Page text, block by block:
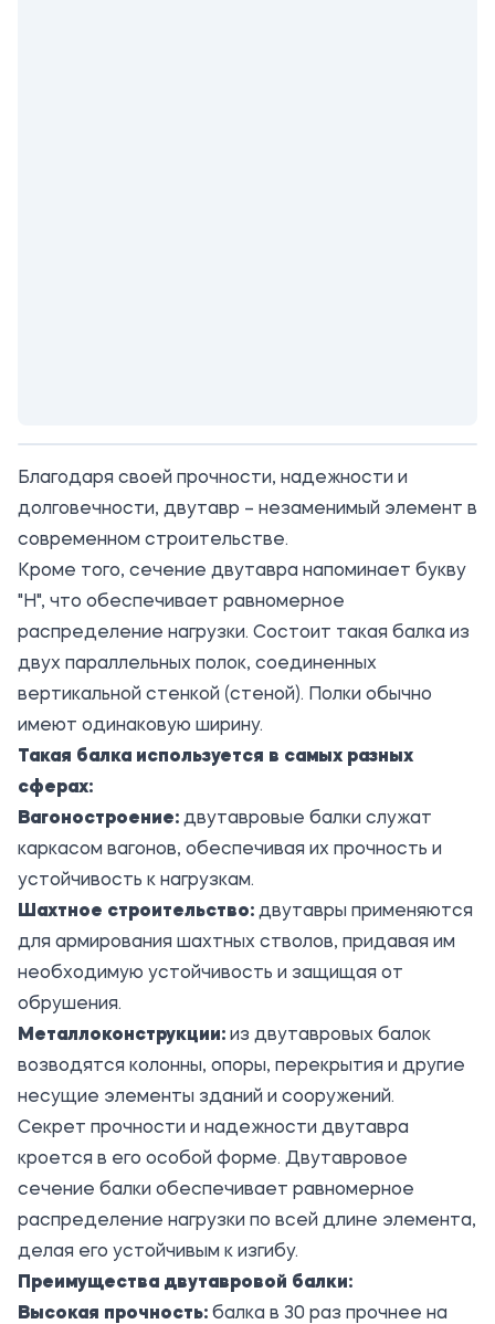
Благодаря своей прочности, надежности и
долговечности, двутавр – незаменимый элемент в
современном строительстве.
Кроме того, сечение двутавра напоминает букву
"Н", что обеспечивает равномерное
распределение нагрузки. Состоит такая балка из
двух параллельных полок, соединенных
вертикальной стенкой (стеной). Полки обычно
имеют одинаковую ширину.
Такая балка используется в самых разных
сферах:
Вагоностроение: двутавровые балки служат
каркасом вагонов, обеспечивая их прочность и
устойчивость к нагрузкам.
Шахтное строительство: двутавры применяются
для армирования шахтных стволов, придавая им
необходимую устойчивость и защищая от
обрушения.
Металлоконструкции: из двутавровых балок
возводятся колонны, опоры, перекрытия и другие
несущие элементы зданий и сооружений.
Секрет прочности и надежности двутавра
кроется в его особой форме. Двутавровое
сечение балки обеспечивает равномерное
распределение нагрузки по всей длине элемента,
делая его устойчивым к изгибу.
Преимущества двутавровой балки:
Высокая прочность: балка в 30 раз прочнее на